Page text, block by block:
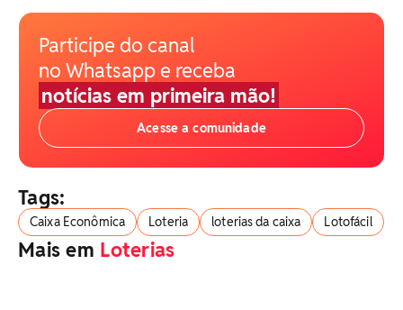
Participe do canal
no Whatsapp e receba
notícias em primeira mão!
Acesse a comunidade
Tags:
Caixa Econômica Loteria loterias da caixa Lotofácil
Mais em Loterias